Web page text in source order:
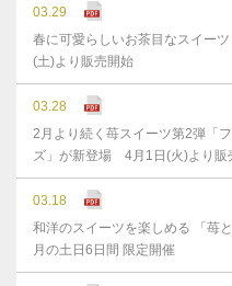
03.29
春に可愛らしいお茶目なスイー
(土)より販売開始
03.28
2月より続く苺スイーツ第2弾「
ズ」が新登場 4月1日(火)より販
03.18
和洋のスイーツを楽しめる 「苺
月の土日6日間 限定開催